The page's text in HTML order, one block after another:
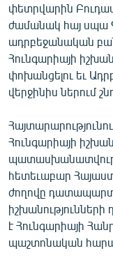
Հայերեն
English
Русский
ՀԵՏԵՎԵՔ ՄԵԶ
«Ազատության»
փետրվարին
ժամանակ հայ սպա
ադրբեջանական
Հունգարիայի
փոխանցելու եւ
վերջինիս ներում
Հունգարիայի
հետեւաբար
ժողովը
է Հունգարիայի
պաշտոնական